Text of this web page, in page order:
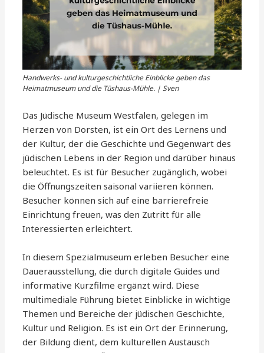
Handwerks- und kulturgeschichtliche Einblicke geben das
Heimatmuseum und die Tüshaus-Mühle. | Sven
Das Jüdische Museum Westfalen, gelegen im
Herzen von Dorsten, ist ein Ort des Lernens und
der Kultur, der die Geschichte und Gegenwart des
jüdischen Lebens in der Region und darüber hinaus
beleuchtet. Es ist für Besucher zugänglich, wobei
die Öffnungszeiten saisonal variieren können.
Besucher können sich auf eine barrierefreie
Einrichtung freuen, was den Zutritt für alle
Interessierten erleichtert.
In diesem Spezialmuseum erleben Besucher eine
Dauerausstellung, die durch digitale Guides und
informative Kurzfilme ergänzt wird. Diese
multimediale Führung bietet Einblicke in wichtige
Themen und Bereiche der jüdischen Geschichte,
Kultur und Religion. Es ist ein Ort der Erinnerung,
der Bildung dient, dem kulturellen Austausch